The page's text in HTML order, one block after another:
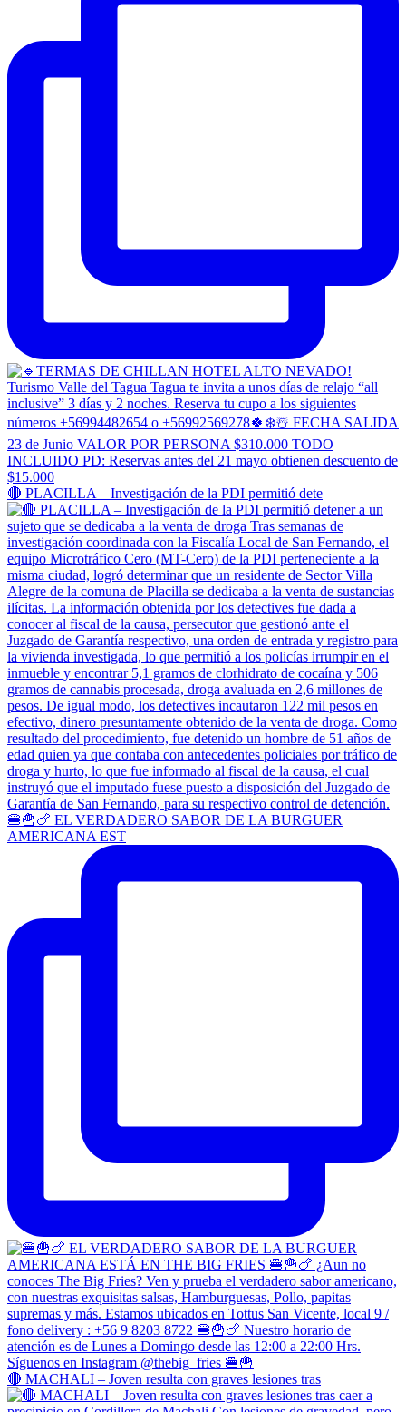
🔴 PLACILLA – Investigación de la PDI permitió dete
🍔🍟🍗 EL VERDADERO SABOR DE LA BURGUER
AMERICANA EST
🔴 MACHALI – Joven resulta con graves lesiones tras